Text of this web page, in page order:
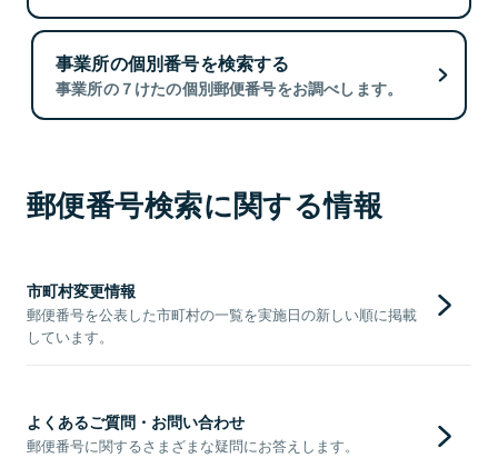
事業所の個別番号を検索する
事業所の７けたの個別郵便番号をお調べします。
郵便番号検索に関する情報
市町村変更情報
郵便番号を公表した市町村の一覧を実施日の新しい順に掲載
しています。
よくあるご質問・お問い合わせ
郵便番号に関するさまざまな疑問にお答えします。